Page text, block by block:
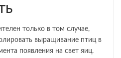
только в том случае,
выращивание птиц в
появления на свет яиц.